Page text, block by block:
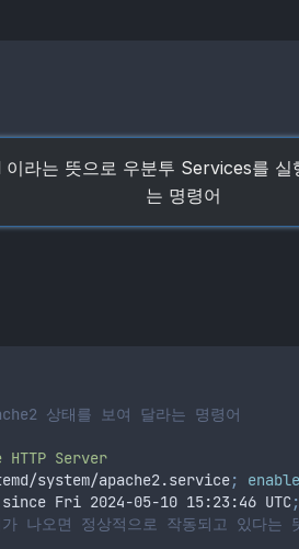
라는 뜻으로 우분투 Services를
는 명령어
상태를 보여 달라는 명령어
HTTP Server
system/apache2.service;
Fri 2024-05-10 15:23:46 UTC;
나오면 정상적으로 작동되고 있다는